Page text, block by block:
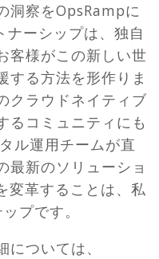
洞察をOpsRampに
ナーシップは、独自
客様がこの新しい世
する方法を形作りま
クラウドネイティブ
るコミュニティにも
ル運用チームが直
最新のソリューショ
変革することは、私
プです。
ついては、